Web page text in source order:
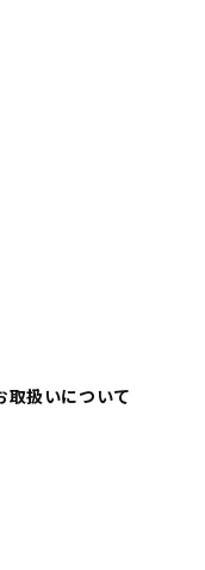
取扱いについて